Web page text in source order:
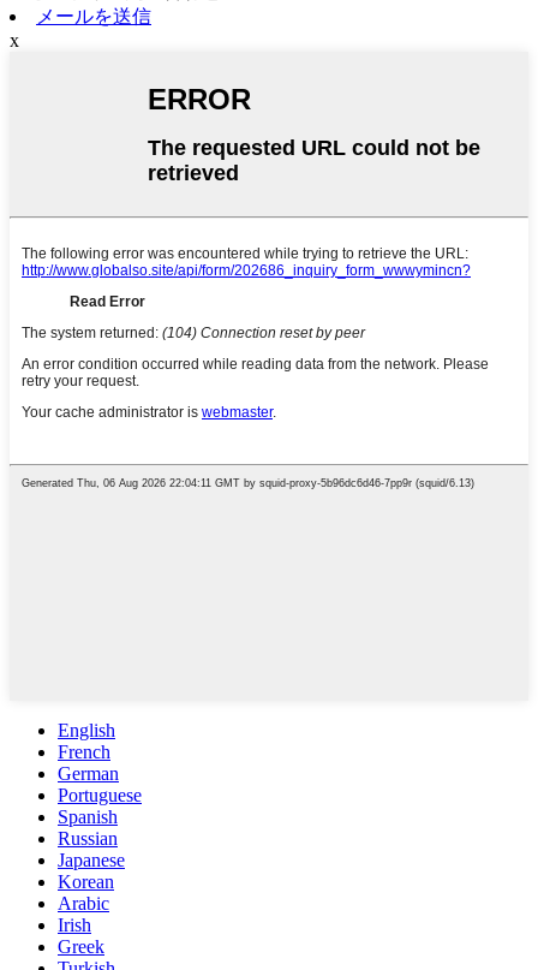
メールを送信
x
English
French
German
Portuguese
Spanish
Russian
Japanese
Korean
Arabic
Irish
Greek